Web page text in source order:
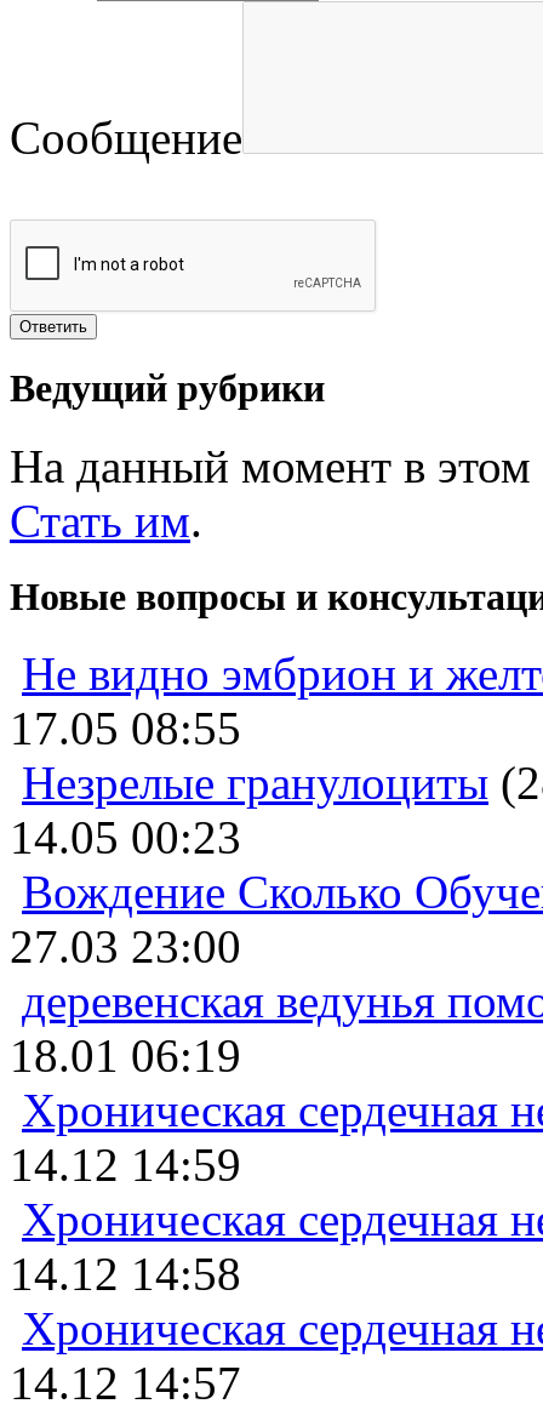
Сообщение
Ведущий рубрики
На данный момент в этом
Стать им.
Новые вопросы и
Не видно эмбрион и
17.05 08:55
Незрелые гранулоциты
14.05 00:23
Вождение Сколько
27.03 23:00
деревенская ведунья
18.01 06:19
Хроническая сердечная
14.12 14:59
Хроническая сердечная
14.12 14:58
Хроническая сердечная
14.12 14:57